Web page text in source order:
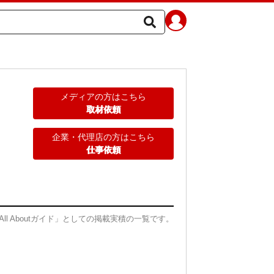
メディアの方はこちら
取材依頼
企業・代理店の方はこちら
仕事依頼
All Aboutガイド」としての掲載実積の一覧です。